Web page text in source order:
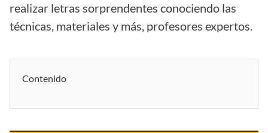
realizar letras sorprendentes conociendo las
técnicas, materiales y más, profesores expertos.
Contenido